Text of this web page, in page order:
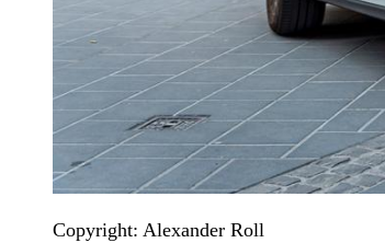
Copyright: Alexander Roll